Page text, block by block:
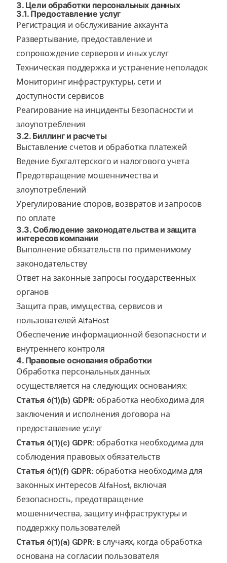
3. Цели обработки персональных данных
3.1. Предоставление услуг
Регистрация и обслуживание аккаунта
Развертывание, предоставление и
сопровождение серверов и иных услуг
Техническая поддержка и устранение неполадок
Мониторинг инфраструктуры, сети и
доступности сервисов
Реагирование на инциденты безопасности и
злоупотребления
3.2. Биллинг и расчеты
Выставление счетов и обработка платежей
Ведение бухгалтерского и налогового учета
Предотвращение мошенничества и
злоупотреблений
Урегулирование споров, возвратов и запросов
по оплате
3.3. Соблюдение законодательства и защита
интересов компании
Выполнение обязательств по применимому
законодательству
Ответ на законные запросы государственных
органов
Защита прав, имущества, сервисов и
пользователей AlfaHost
Обеспечение информационной безопасности и
внутреннего контроля
4. Правовые основания обработки
Обработка персональных данных
осуществляется на следующих основаниях:
Статья 6(1)(b) GDPR: обработка необходима для
заключения и исполнения договора на
предоставление услуг
Статья 6(1)(c) GDPR: обработка необходима для
соблюдения правовых обязательств
Статья 6(1)(f) GDPR: обработка необходима для
законных интересов AlfaHost, включая
безопасность, предотвращение
мошенничества, защиту инфраструктуры и
поддержку пользователей
Статья 6(1)(a) GDPR: в случаях, когда обработка
основана на согласии пользователя